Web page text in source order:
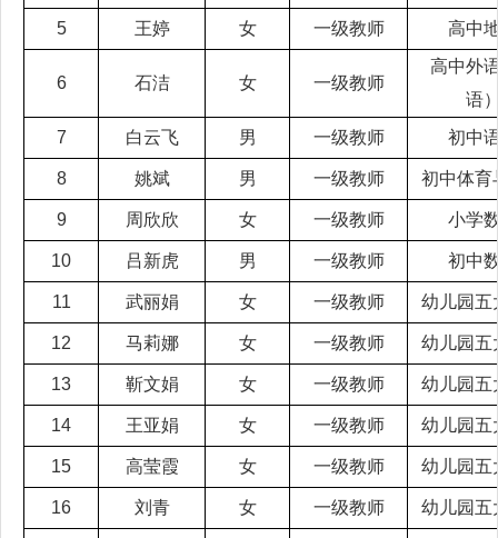
5 王婷 女 一级教师 高中
6 石洁 女 一级教师
高中外
语
7
白云飞 男 一级教师 初中
8 姚斌 男 一级教师 初中体育
9 周欣欣 女 一级教师 小学
10 吕新虎 男 一级教师 初中
11 武丽娟 女 一级教师 幼儿园五
12 马莉娜 女 一级教师 幼儿园五
13 靳文娟 女 一级教师 幼儿园五
14 王亚娟 女 一级教师 幼儿园五
15 高莹霞 女 一级教师 幼儿园五
16 刘青 女 一级教师 幼儿园五